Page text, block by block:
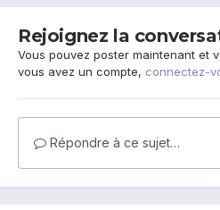
Rejoignez la
Vous pouvez poster maintenant et
vous avez un compte, connectez-
Répondre à ce sujet…